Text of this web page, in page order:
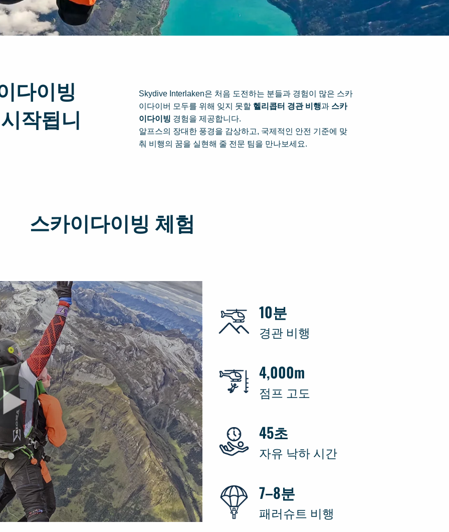
다이빙
작됩니
Skydive Interlaken은 처음 도전하는 분들과 경험이 많은 스카
이다이버 모두를 위해 잊지 못할 헬리콥터 경관 비행과 스카
이다이빙 경험을 제공합니다.
알프스의 장대한 풍경을 감상하고, 국제적인 안전 기준에 맞
춰 비행의 꿈을 실현해 줄 전문 팀을 만나보세요.
스카이다이빙 체험
10분
경관 비행
4,000m
점프 고도
45초
자유 낙하 시간
7–8분
패러슈트 비행